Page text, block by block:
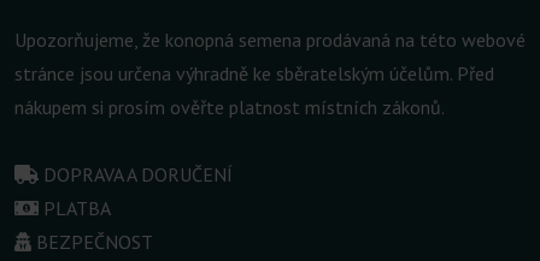
Upozorňujeme, že konopná semena prodávaná na této webové
stránce jsou určena výhradně ke sběratelským účelům. Před
nákupem si prosím ověřte platnost místních zákonů.
DOPRAVA A DORUČENÍ
PLATBA
BEZPEČNOST